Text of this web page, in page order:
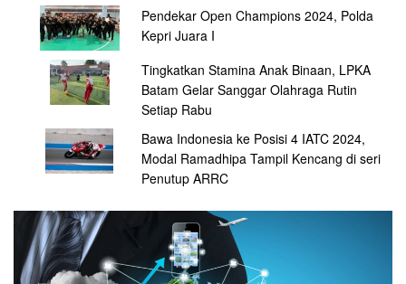
Pendekar Open Champions 2024, Polda
Kepri Juara I
Tingkatkan Stamina Anak Binaan, LPKA
Batam Gelar Sanggar Olahraga Rutin
Setiap Rabu
Bawa Indonesia ke Posisi 4 IATC 2024,
Modal Ramadhipa Tampil Kencang di seri
Penutup ARRC